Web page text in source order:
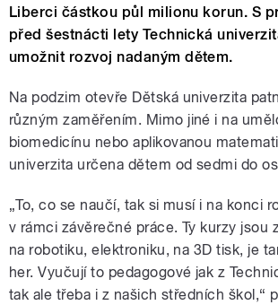
Liberci částkou půl milionu korun. S
před šestnácti lety Technická
umožnit rozvoj nadaným dětem.
Na podzim otevře Dětská univerzita
různým zaměřením. Mimo jiné i na
biomedicínu nebo aplikovanou
univerzita určena dětem od sedmi do
„To, co se naučí, tak si musí i na konci
v rámci závěrečné práce. Ty kurzy jsou
na robotiku, elektroniku, na 3D tisk, je
her. Vyučují to pedagogové jak z
tak ale třeba i z našich středních škol,“